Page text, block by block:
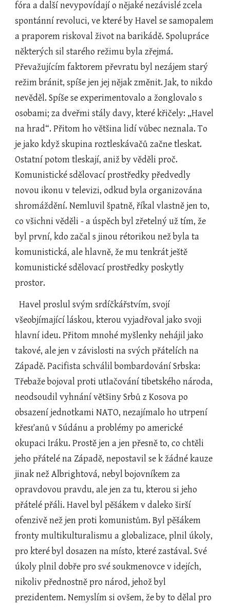
fóra a další nevypovídají o nějaké nezávislé zcela
spontánní revoluci, ve které by Havel se samopalem
a praporem riskoval život na barikádě. Spolupráce
některých sil starého režimu byla zřejmá.
Převažujícím faktorem převratu byl nezájem starý
režim bránit, spíše jen jej nějak změnit. Jak, to nikdo
nevěděl. Spíše se experimentovalo a žonglovalo s
osobami; za dveřmi stály davy, které křičely: „Havel
na hrad“. Přitom ho většina lidí vůbec neznala. To
je jako když skupina roztleskávačů začne tleskat.
Ostatní potom tleskají, aniž by věděli proč.
Komunistické sdělovací prostředky předvedly
novou ikonu v televizi, odkud byla organizována
shromáždění. Nemluvil špatně, říkal vlastně jen to,
co všichni věděli - a úspěch byl zřetelný už tím, že
byl první, kdo začal s jinou rétorikou než byla ta
komunistická, ale hlavně, že mu tenkrát ještě
komunistické sdělovací prostředky poskytly
prostor.
  Havel proslul svým srdíčkářstvím, svojí
všeobjímající láskou, kterou vyjadřoval jako svoji
hlavní ideu. Přitom mnohé myšlenky nehájil jako
takové, ale jen v závislosti na svých přátelích na
Západě. Pacifista schválil bombardování Srbska:
Třebaže bojoval proti utlačování tibetského národa,
neodsoudil vyhnání většiny Srbů z Kosova po
obsazení jednotkami NATO, nezajímalo ho utrpení
křesťanů v Súdánu a problémy po americké
okupaci Iráku. Prostě jen a jen přesně to, co chtěli
jeho přátelé na Západě, nepostavil se k žádné kauze
jinak než Albrightová, nebyl bojovníkem za
opravdovou pravdu, ale jen za tu, kterou si jeho
přátelé přáli. Havel byl pěšákem v daleko širší
ofenzivě než jen proti komunistům. Byl pěšákem
fronty multikulturalismu a globalizace, plnil úkoly,
pro které byl dosazen na místo, které zastával. Své
úkoly plnil dobře pro své soukmenovce v idejích,
nikoliv přednostně pro národ, jehož byl
prezidentem. Nemyslím si ovšem, že by to dělal pro